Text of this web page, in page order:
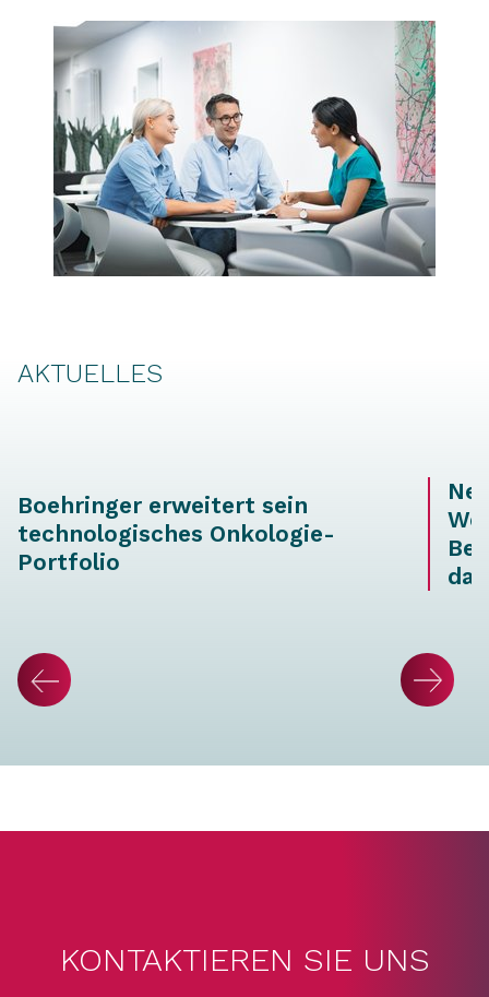
AKTUELLES
Boehringer erweitert sein
technologisches Onkologie-
Portfolio
KONTAKTIEREN SIE UNS